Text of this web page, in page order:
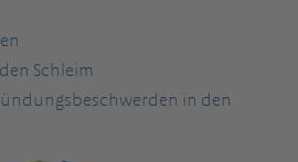
Schleim
in den